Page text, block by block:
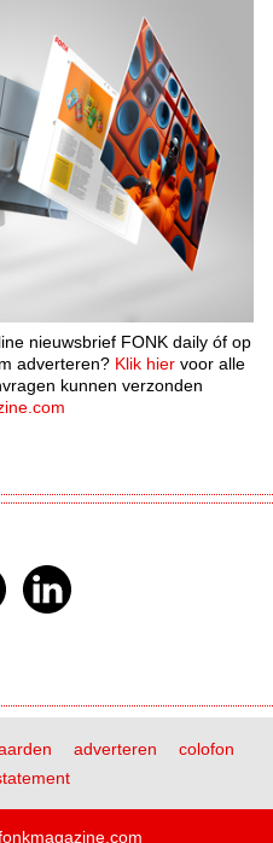
nieuwsbrief FONK daily óf op
adverteren? Klik hier voor alle
kunnen verzonden
adverteren
colofon